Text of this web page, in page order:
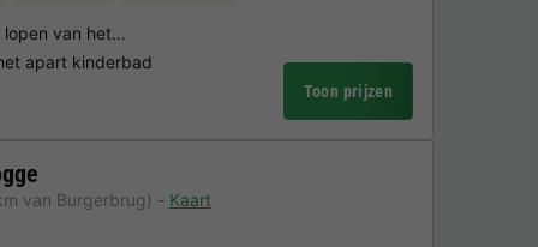
lopen van het…
apart kinderbad
Toon prijzen
van Burgerbrug)
Kaart